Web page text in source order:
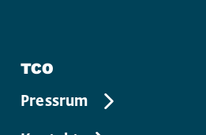
TCO
Pressrum